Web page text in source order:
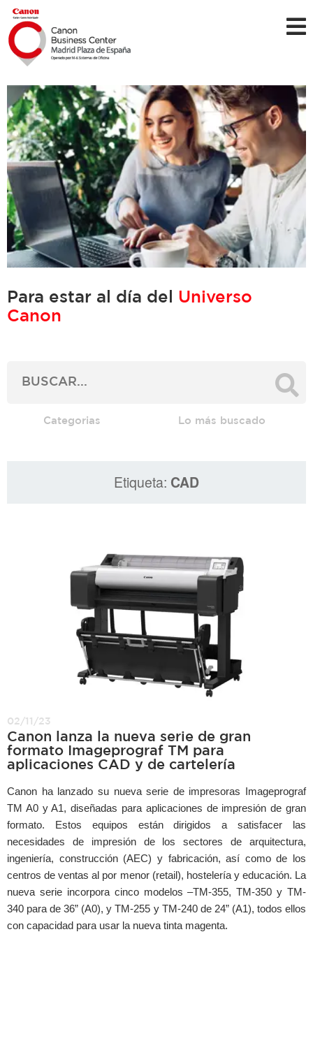
Para estar al día del Universo
Canon
Etiqueta: CAD
02/11/23
Canon lanza la nueva serie de gran
formato Imageprograf TM para
aplicaciones CAD y de cartelería
Canon ha lanzado su nueva serie de impresoras Imageprograf
TM A0 y A1, diseñadas para aplicaciones de impresión de gran
formato. Estos equipos están dirigidos a satisfacer las
necesidades de impresión de los sectores de arquitectura,
ingeniería, construcción (AEC) y fabricación, así como de los
centros de ventas al por menor (retail), hostelería y educación. La
nueva serie incorpora cinco modelos –TM-355, TM-350 y TM-
340 para de 36” (A0), y TM-255 y TM-240 de 24” (A1), todos ellos
con capacidad para usar la nueva tinta magenta.
Categorias Lo más buscado